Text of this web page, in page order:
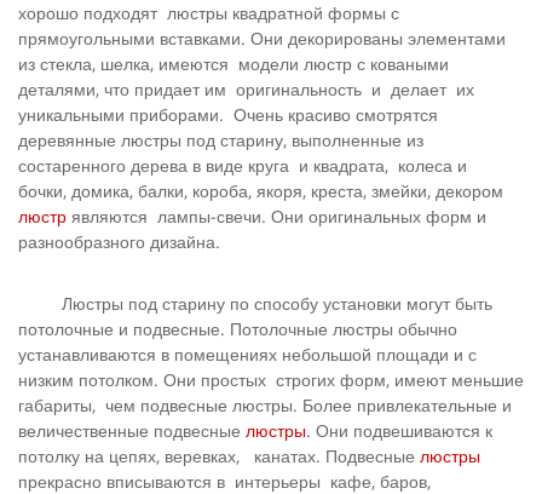
хорошо подходят люстры квадратной формы с
прямоугольными вставками. Они декорированы элементами
из стекла, шелка, имеются модели люстр с коваными
деталями, что придает им оригинальность и делает их
уникальными приборами. Очень красиво смотрятся
деревянные люстры под старину, выполненные из
состаренного дерева в виде круга и квадрата, колеса и
бочки, домика, балки, короба, якоря, креста, змейки, декором
люстр являются лампы-свечи. Они оригинальных форм и
разнообразного дизайна.
Люстры под старину по способу установки могут быть
потолочные и подвесные. Потолочные люстры обычно
устанавливаются в помещениях небольшой площади и с
низким потолком. Они простых строгих форм, имеют меньшие
габариты, чем подвесные люстры. Более привлекательные и
величественные подвесные люстры. Они подвешиваются к
потолку на цепях, веревках, канатах. Подвесные люстры
прекрасно вписываются в интерьеры кафе, баров,